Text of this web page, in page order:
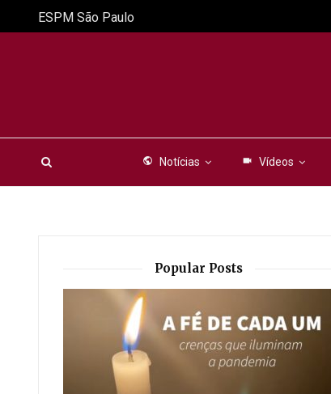
public Notícias videocam Vídeos
ESPM São Paulo
Popular Posts